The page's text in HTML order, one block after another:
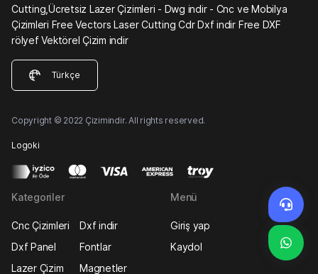
Cutting,Ücretsiz Lazer Çizimleri - Dwg indir - Cnc ve Mobilya
Çizimleri Free Vectors Laser Cutting Cdr Dxf indir Free DXF
rölyef Vektörel Çizim indir
Türkçe
Copyright © 2022 Çizimindir. All rights reserved.
Logoki
Kategoriler
Cnc Çizimleri
Dxf indir
Dxf Panel
Fontlar
Lazer Çizim
Magnetler
Menü
Giriş yap
Kaydol